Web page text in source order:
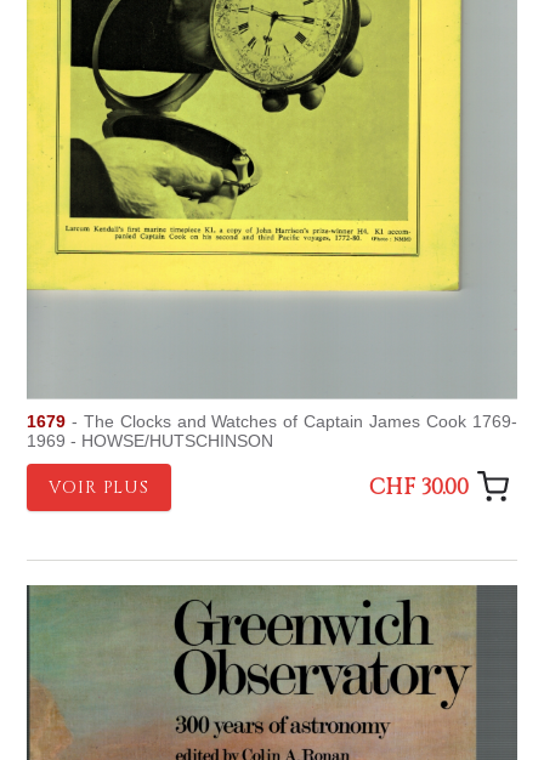
1679 - The Clocks and Watches of Captain James Cook 1769-
1969 - HOWSE/HUTSCHINSON
VOIR PLUS CHF 30.00